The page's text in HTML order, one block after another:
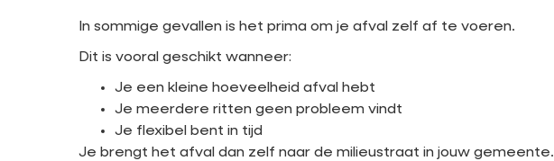
In sommige gevallen is het prima om je afval zelf af te voeren.
Dit is vooral geschikt wanneer:
Je een kleine hoeveelheid afval hebt
Je meerdere ritten geen probleem vindt
Je flexibel bent in tijd
Je brengt het afval dan zelf naar de milieustraat in jouw gemeente.